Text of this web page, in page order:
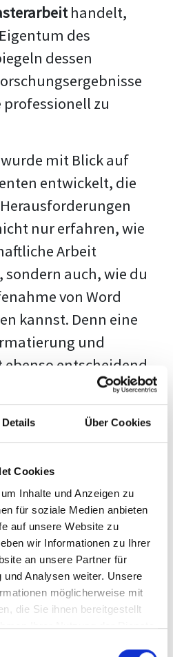
Details Über Cookies
Cookies
Inhalte und Anzeigen zu
für soziale Medien anbieten
auf unsere Website zu
wir Informationen zu Ihrer
an unsere Partner für
Analysen weiter. Unsere
möglicherweise mit
die Sie ihnen bereitgestellt
Ihrer Nutzung der Dienste
handelt,
des
dessen
zu
mit Blick auf
entwickelt, die
nur erfahren, wie
Arbeit
auch, wie du
von Word
kannst. Denn eine
und
entscheidend
Jeder Prüfer hat
und unsere
dass sie dir
Vorlage zeigt,
zu bieten.
das richtige
Herausforderung
ausgestattet mit
Strategiendieses
deiner